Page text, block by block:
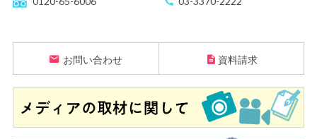
お問い合わせ 資料請求